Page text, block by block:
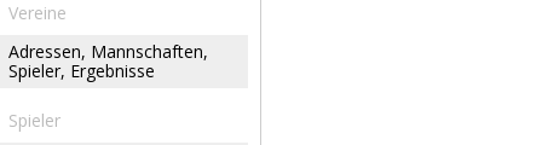
Vereine
Adressen, Mannschaften,
Spieler, Ergebnisse
Spieler